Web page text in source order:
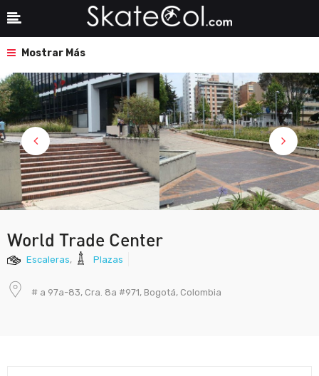
Mostrar Más
World Trade Center
Escaleras, Plazas
# a 97a-83, Cra. 8a #971, Bogotá, Colombia